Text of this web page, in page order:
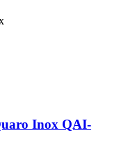
Inox QAI-